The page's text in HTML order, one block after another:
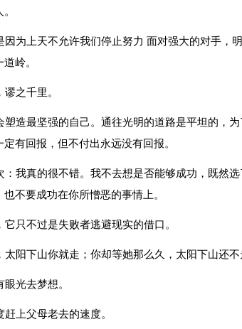
因为上天不允许我们停止努力 面对强大的对手，
岭。
之千里。
塑造最坚强的自己。通往光明的道路是平坦的，
有回报，但不付出永远没有回报。
：我真的很不错。我不去想是否能够成功，既然
不要成功在你所憎恶的事情上。
只不过是失败者逃避现实的借口。
阳下山你就走；你却等她那么久，太阳下山还不
光去梦想。
上父母老去的速度。